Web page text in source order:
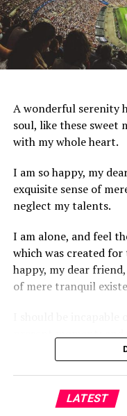
A wonderful serenity
soul, like these sweet
with my whole heart.
I am so happy, my
exquisite sense of
neglect my talents.
I am alone, and feel
which was created for
happy, my dear
of mere tranquil
greater artist than
When, while the
me, and the meridian
LATEST